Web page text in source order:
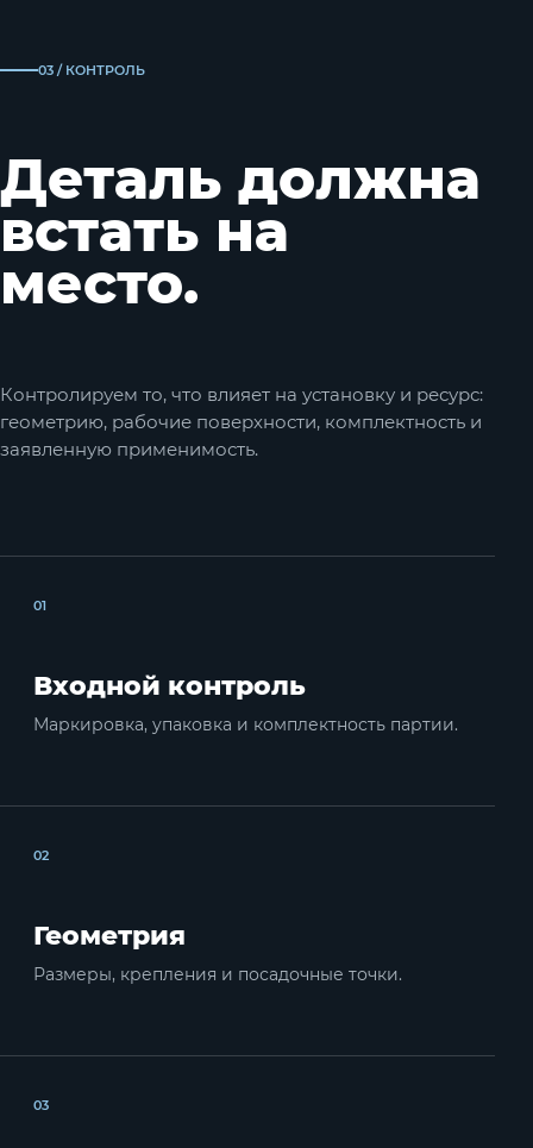
03 / КОНТРОЛЬ
Деталь должна
встать на
место.
Контролируем то, что влияет на установку и ресурс:
геометрию, рабочие поверхности, комплектность и
заявленную применимость.
01
Входной контроль
Маркировка, упаковка и комплектность партии.
02
Геометрия
Размеры, крепления и посадочные точки.
03